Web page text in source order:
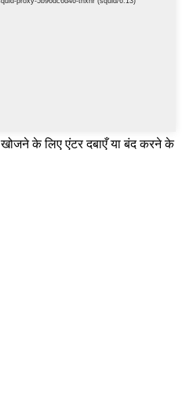
खोजने के लिए एंटर दबाएँ या बंद करने के